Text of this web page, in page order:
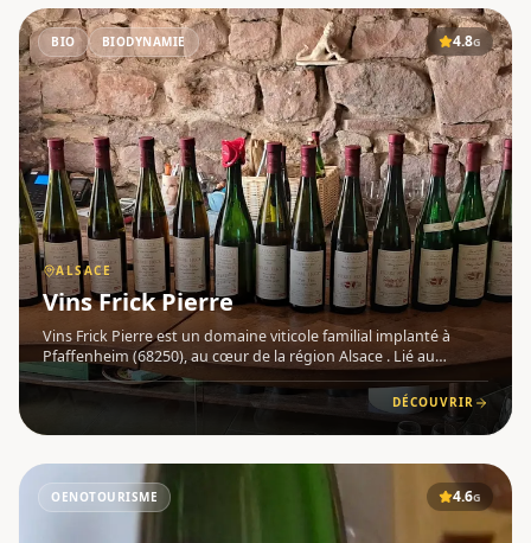
BIO BIODYNAMIE 4.8G
ALSACE
Vins Frick Pierre
Vins Frick Pierre est un domaine viticole familial implanté à
Pfaffenheim (68250), au cœur de la région Alsace . Lié au
vignoble depuis douze générations, il est aujourd'hui géré par
Jean-Pierre et Chantal Frick, qui perpétuent avec passion
DÉCOUVRIR
OENOTOURISME 4.6G